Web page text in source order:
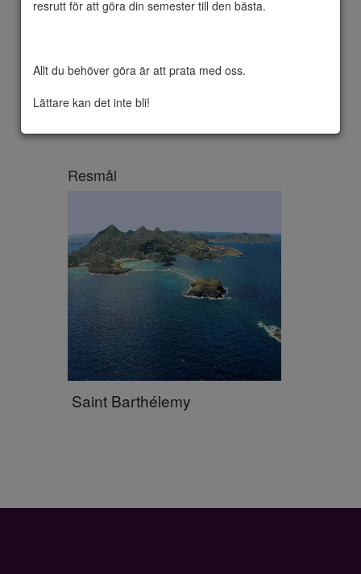
resrutt för att göra din semester till den bästa.
Allt du behöver göra är att prata med oss.
Lättare kan det inte bli!
Barthélemy. Kolonin låg bland de Små
Amerika. Området var i svensk ägo under
Resmål
Saint Barthélemy